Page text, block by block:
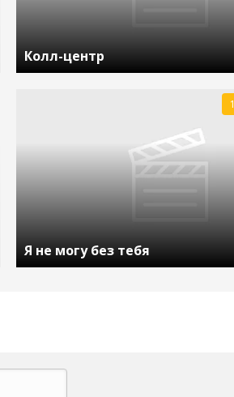
Колл-центр
Я не могу без тебя